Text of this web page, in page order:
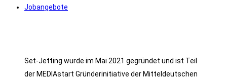
Jobangebote
Set-Jetting wurde im Mai 2021 gegründet und ist Teil
der MEDIAstart Gründerinitiative der Mitteldeutschen